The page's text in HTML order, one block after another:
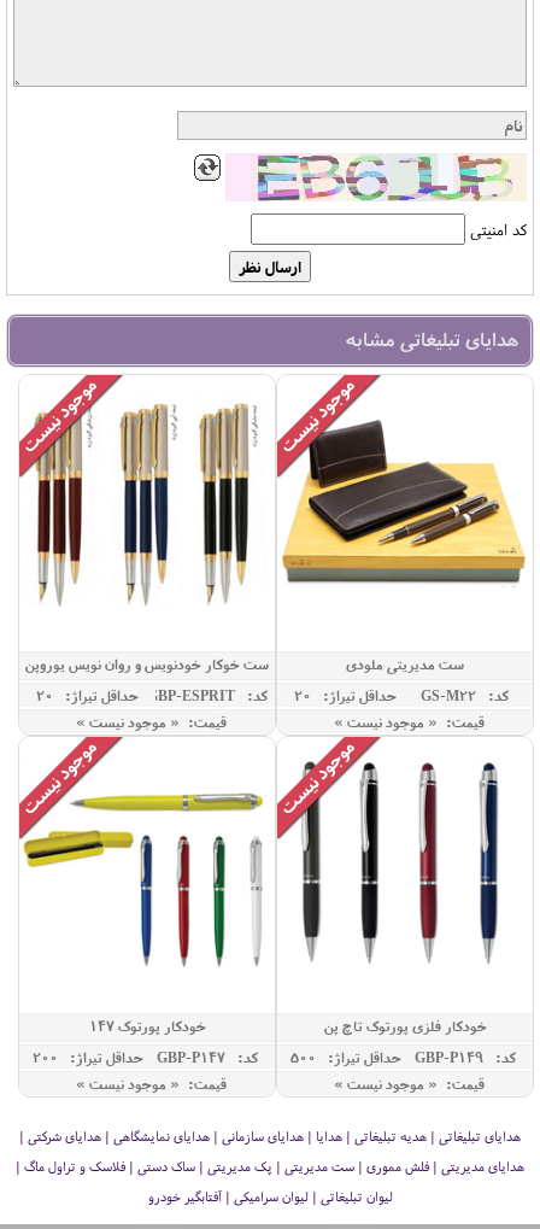
کد امنیتی
هدایای تبلیغاتی مشابه
ست مدیریتی ملودی
کد: GS-M22
حداقل تيراژ: 20
قیمت: « موجود نیست »
ست خوکار خودنویس و روان نویس یوروپن
مدل ESPRIT
کد: GBP-ESPRIT
حداقل تيراژ: 20
قیمت: « موجود نیست »
خودکار فلزی پورتوک تاچ پن
کد: GBP-P149
حداقل تيراژ: 500
قیمت: « موجود نیست »
خودکار پورتوک 147
کد: GBP-P147
حداقل تيراژ: 200
قیمت: « موجود نیست »
هدایای تبلیغاتی | هدیه تبلیغاتی | هدایا | هدایای سازمانی | هدایای نمایشگاهی | هدایای شرکتی |
هدایای مدیریتی | فلش مموری | ست مدیریتی | پک مدیریتی | ساک دستی | فلاسک و تراول ماگ |
لیوان تبلیغاتی | لیوان سرامیکی | آفتابگیر خودرو